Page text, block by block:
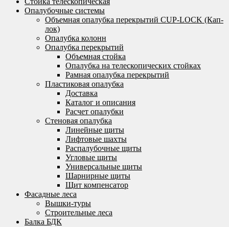
Опалубочные системы
Объемная опалубка перекрытий CUP-LOCK (Кап-
лок)
Опалубка колонн
Опалубка перекрытий
Объемная стойка
Опалубка на телескопических стойках
Рамная опалубка перекрытий
Пластиковая опалубка
Доставка
Каталог и описания
Расчет опалубки
Стеновая опалубка
Линейные щиты
Лифтовые шахты
Распалубочные щиты
Угловые щиты
Универсальные щиты
Шарнирные щиты
Щит компенсатор
Фасадные леса
Вышки-туры
Строительные леса
Балка БДК